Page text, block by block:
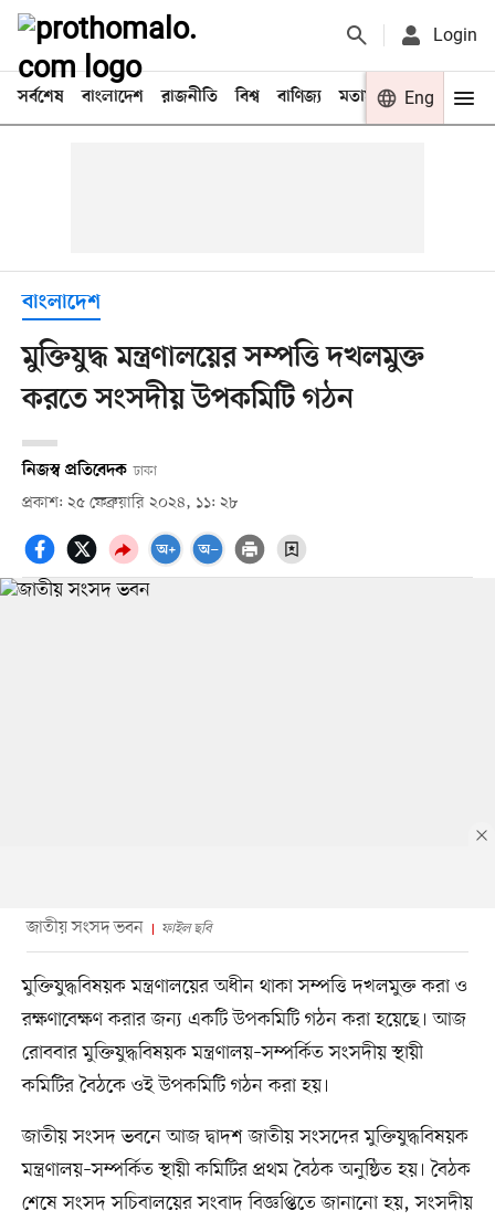
Login
সর্বশেষ বাংলাদেশ রাজনীতি বিশ্ব বাণিজ্য মতামত খেলা
Eng
বাংলাদেশ
মুক্তিযুদ্ধ মন্ত্রণালয়ের সম্পত্তি দখলমুক্ত
করতে সংসদীয় উপকমিটি গঠন
নিজস্ব প্রতিবেদক ঢাকা
প্রকাশ: ২৫ ফেব্রুয়ারি ২০২৪, ১১: ২৮
জাতীয় সংসদ ভবন ফাইল ছবি
মুক্তিযুদ্ধবিষয়ক মন্ত্রণালয়ের অধীন থাকা সম্পত্তি দখলমুক্ত করা ও
রক্ষণাবেক্ষণ করার জন্য একটি উপকমিটি গঠন করা হয়েছে। আজ
রোববার মুক্তিযুদ্ধবিষয়ক মন্ত্রণালয়–সম্পর্কিত সংসদীয় স্থায়ী
কমিটির বৈঠকে ওই উপকমিটি গঠন করা হয়।
জাতীয় সংসদ ভবনে আজ দ্বাদশ জাতীয় সংসদের মুক্তিযুদ্ধবিষয়ক
মন্ত্রণালয়–সম্পর্কিত স্থায়ী কমিটির প্রথম বৈঠক অনুষ্ঠিত হয়। বৈঠক
শেষে সংসদ সচিবালয়ের সংবাদ বিজ্ঞপ্তিতে জানানো হয়, সংসদীয়